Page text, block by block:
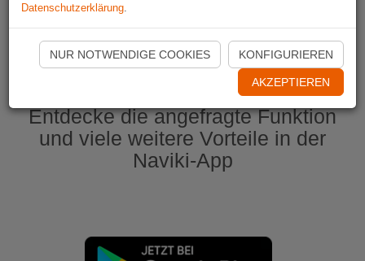
Naviki App jetzt öffnen
Entdecke die angefragte Funktion
und viele weitere Vorteile in der
Naviki-App
Datenschutzerklärung.
NUR NOTWENDIGE COOKIES KONFIGURIEREN
AKZEPTIEREN